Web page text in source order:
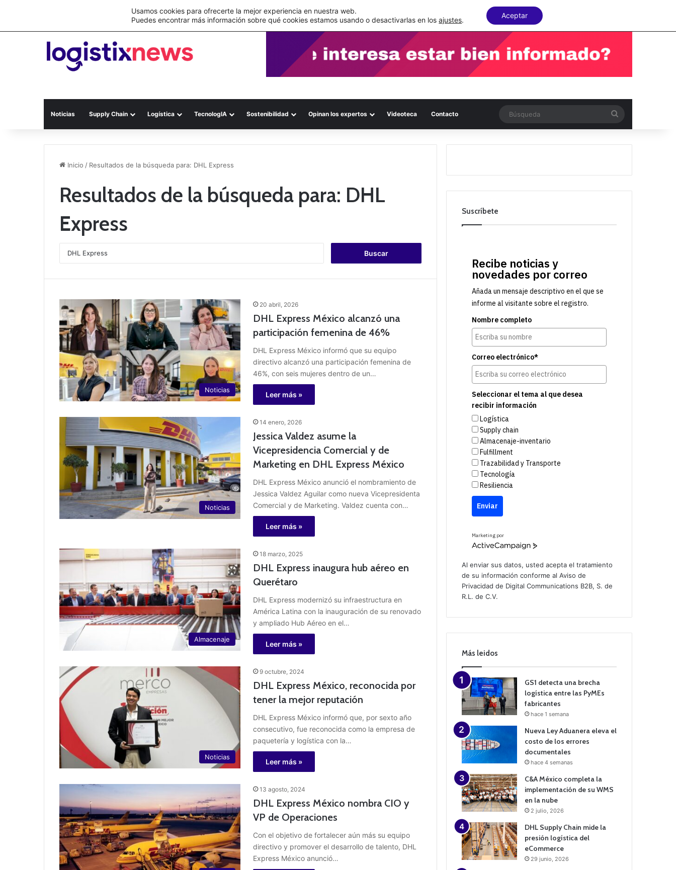
Nueva Ley Aduanera eleva el costo de los errores documentales
Noticias Supply Chain Logística TecnologIA Sostenibilidad Opinan los expertos Videoteca Contacto
Inicio / Resultados de la búsqueda para: DHL Express
Resultados de la búsqueda para: DHL
Express
c
Noticias
20 abril, 2026
DHL Express México alcanzó una
participación femenina de 46%
DHL Express México informó que su equipo
directivo alcanzó una participación femenina de
46%, con seis mujeres dentro de un…
Leer más »
Noticias
14 enero, 2026
Jessica Valdez asume la
Vicepresidencia Comercial y de
Marketing en DHL Express México
DHL Express México anunció el nombramiento de
Jessica Valdez Aguilar como nueva Vicepresidenta
Comercial y de Marketing. Valdez cuenta con…
Leer más »
Almacenaje
18 marzo, 2025
DHL Express inaugura hub aéreo en
Querétaro
DHL Express modernizó su infraestructura en
América Latina con la inauguración de su renovado
y ampliado Hub Aéreo en el…
Leer más »
Noticias
9 octubre, 2024
DHL Express México, reconocida por
tener la mejor reputación
DHL Express México informó que, por sexto año
consecutivo, fue reconocida como la empresa de
paquetería y logística con la…
Leer más »
13 agosto, 2024
DHL Express México nombra CIO y
VP de Operaciones
Con el objetivo de fortalecer aún más su equipo
directivo y promover el desarrollo de talento, DHL
Express México anunció…
Suscríbete
Recibe noticias y
novedades por correo
Añada un mensaje descriptivo en el que se
informe al visitante sobre el registro.
Nombre completo
Correo electrónico*
Seleccionar el tema al que desea
recibir información
Logística
Supply chain
Almacenaje-inventario
Fulfillment
Trazabilidad y Transporte
Tecnología
Resiliencia
Enviar
Marketing por
A
v
e
p
i
n
Al enviar sus datos, usted acepta el tratamiento
de su información conforme alAviso de
Privacidad de Digital Communications B2B, S. de
R.L. de C.V.
Más leidos
GS1 detecta una brecha
logística entre las PyMEs
fabricantes
hace 1 semana
Nueva Ley Aduanera eleva el
costo de los errores
documentales
hace 4 semanas
C&A México completa la
implementación de su WMS
en la nube
2 julio, 2026
DHL Supply Chain mide la
presión logística del
eCommerce
29 junio, 2026
Usamos cookies para ofrecerte la mejor experiencia en nuestra web.
Puedes encontrar más información sobre qué cookies estamos usando o desactivarlas en losajustes.
Aceptar